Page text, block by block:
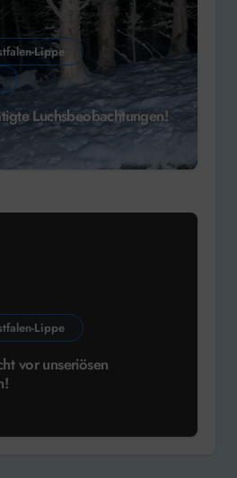
Lippe
Luchsbeobachtungen!
Lippe
vor unseriösen